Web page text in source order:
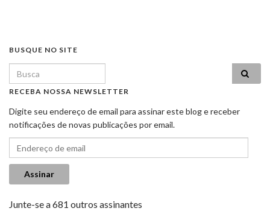
BUSQUE NO SITE
Search for:
RECEBA NOSSA NEWSLETTER
Digite seu endereço de email para assinar este blog e receber
notificações de novas publicações por email.
Endereço de email
Assinar
Junte-se a 681 outros assinantes